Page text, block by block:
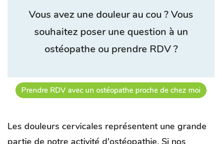
Vous avez une douleur au cou ? Vous
souhaitez poser une question à un
ostéopathe ou prendre RDV ?
Prendre RDV avec un ostéopathe proche de chez moi
Les douleurs cervicales représentent une grande